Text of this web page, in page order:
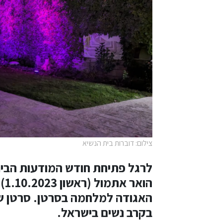
צילום: דוברות בית הנשיא
לרגל פתיחת חודש המודעות
האגודה למלחמה בסרטן. סרטן
בקרב נשים בישראל.